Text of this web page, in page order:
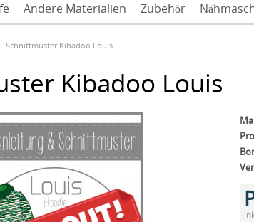
Andere Materialien Zubehör
Schnittmuster Kibadoo Louis
Kibadoo Louis